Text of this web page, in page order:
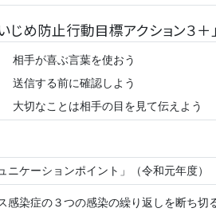
いじめ防止行動目標アクション３＋
が喜ぶ言葉を使おう
する前に確認しよう
ことは相手の目を見て伝えよう
ニケーションポイント」（令和元年度）
感染症の３つの感染の繰り返しを断ち